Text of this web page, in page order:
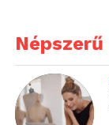
Népszerű